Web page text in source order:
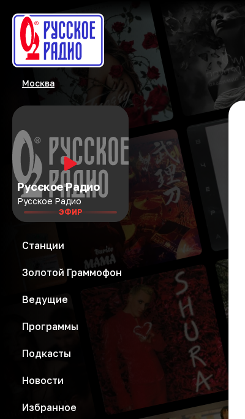
Москва
Русское Радио
Русское Радио
ЭФИР
Станции
Золотой Граммофон
Ведущие
Программы
Подкасты
Новости
Избранное